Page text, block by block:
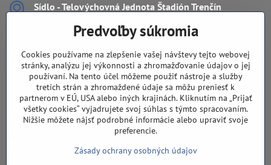
Sídlo - Telovýchovná Jednota Štadión Trenčín
911 08 Trenčín
Dôležité odkazy
Navigácia
Fandíte nám aj na sieťach?
Instagram Youtube
Predvoľby súkromia
Cookies používame na zlepšenie vašej návštevy tejto webovej
stránky, analýzu jej výkonnosti a zhromažďovanie údajov o jej
používaní. Na tento účel môžeme použiť nástroje a služby
tretích strán a zhromaždené údaje sa môžu preniesť k
partnerom v EÚ, USA alebo iných krajinách. Kliknutím na „Prijať
všetky cookies“ vyjadrujete svoj súhlas s týmto spracovaním.
Nižšie môžete nájsť podrobné informácie alebo upraviť svoje
preferencie.
Zásady ochrany osobných údajov